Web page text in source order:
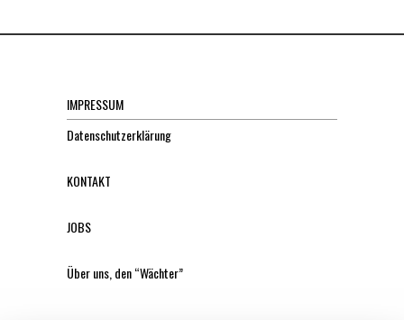
IMPRESSUM
Datenschutzerklärung
KONTAKT
JOBS
Über uns, den “Wächter”